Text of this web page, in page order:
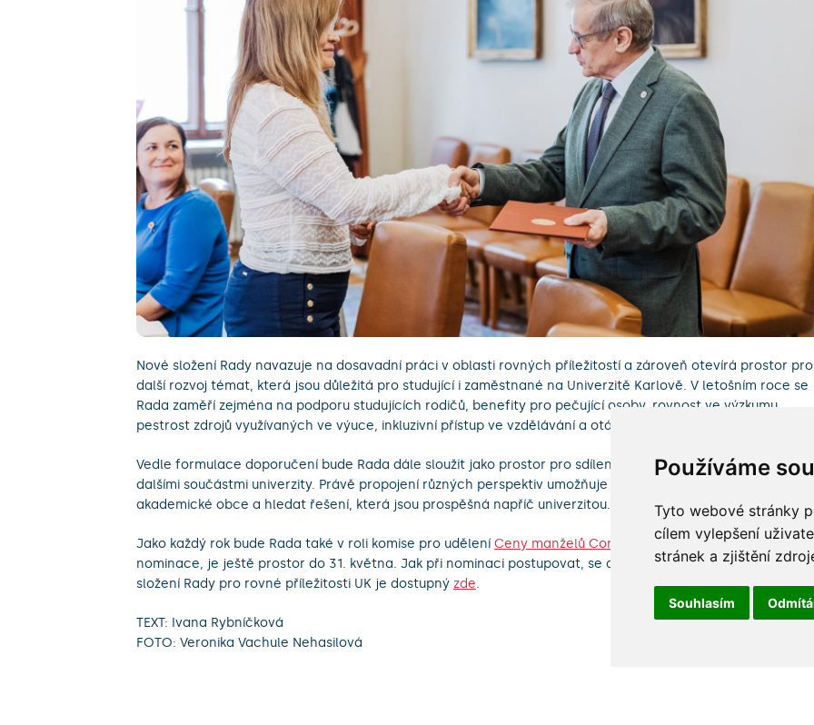
Používáme
Tyto webové stránky
cílem vylepšení
stránek a zjištění
Souhlasím
Nové složení Rady navazuje na dosavadní práci v oblasti rovných příležitostí a zároveň otevírá prostor pro
další rozvoj témat, která jsou důležitá pro studující i zaměstnané na Univerzitě Karlově. V letošním roce se
Rada zaměří zejména na podporu studujících rodičů, benefity pro pečující osoby, rovnost ve výzkumu,
pestrost zdrojů využívaných ve výuce, inkluzivní přístup ve vzdělávání a otázku rovného odměňování.
Vedle formulace doporučení bude Rada dále sloužit jako prostor pro sdílení zkušeností mezi fakultami a
dalšími součástmi univerzity. Právě propojení různých perspektiv umožňuje lépe zachytit konkrétní potřeby
akademické obce a hledat řešení, která jsou prospěšná napříč univerzitou.
Jako každý rok bude Rada také v roli komise pro udělení Ceny manželů Coriových
. Pokud uvažujete o
nominace, je ještě prostor do 31. května. Jak při nominaci postupovat, se dozvítezde. Přehled aktuálního
složení Rady pro rovné příležitosti UK je dostupný zde.
TEXT: Ivana Rybníčková
FOTO: Veronika Vachule Nehasilová